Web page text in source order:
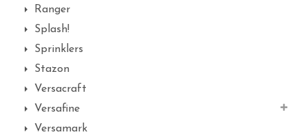
Ranger
Splash!
Sprinklers
Stazon
Versacraft
Versafine
Versamark